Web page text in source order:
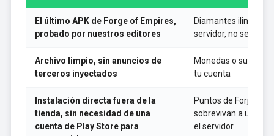
El último APK de Forge of Empires,
probado por nuestros editores
Diamantes
servidor, no se
Archivo limpio, sin anuncios de
terceros inyectados
Monedas o
tu cuenta
Instalación directa fuera de la
tienda, sin necesidad de una
cuenta de Play Store para
Puntos de Forja
sobrevivan a una
el servidor